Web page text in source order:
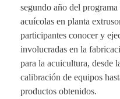
segundo año del
acuícolas en planta
participantes conocer y
involucradas en la
para la acuicultura, desde
calibración de equipos
productos obtenidos.